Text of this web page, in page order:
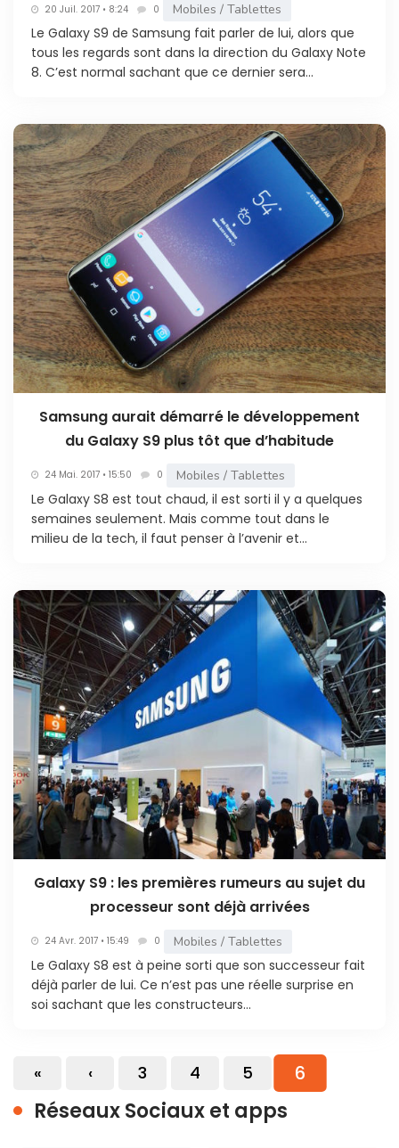
20 Juil. 2017 • 8:24 0 Mobiles / Tablettes
Le Galaxy S9 de Samsung fait parler de lui, alors que
tous les regards sont dans la direction du Galaxy Note
8. C’est normal sachant que ce dernier sera...
Samsung aurait démarré le développement
du Galaxy S9 plus tôt que d’habitude
24 Mai. 2017 • 15:50 0 Mobiles / Tablettes
Le Galaxy S8 est tout chaud, il est sorti il y a quelques
semaines seulement. Mais comme tout dans le
milieu de la tech, il faut penser à l’avenir et...
Galaxy S9 : les premières rumeurs au sujet du
processeur sont déjà arrivées
24 Avr. 2017 • 15:49 0 Mobiles / Tablettes
Le Galaxy S8 est à peine sorti que son successeur fait
déjà parler de lui. Ce n’est pas une réelle surprise en
soi sachant que les constructeurs...
« ‹ 3 4 5 6
Réseaux Sociaux et apps